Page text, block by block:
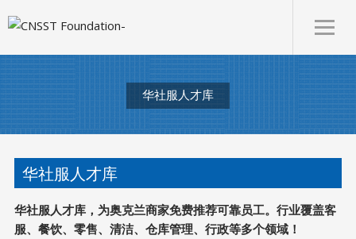
华社服人才库
华社服人才库
华社服人才库，为奥克兰商家免费推荐可靠员工。行业覆盖客
服、餐饮、零售、清洁、仓库管理、行政等多个领域！